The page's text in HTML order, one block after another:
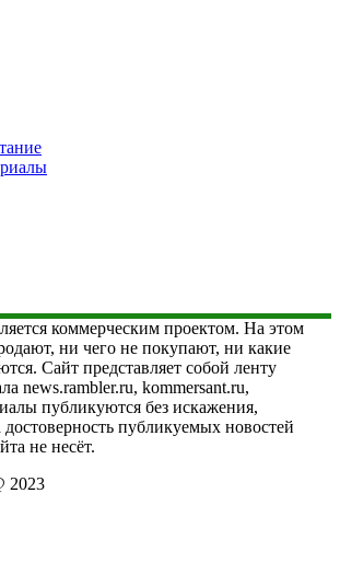
коммерческим проектом. На этом
ни чего не покупают, ни какие
Сайт представляет собой ленту
news.rambler.ru, kommersant.ru,
публикуются без искажения,
достоверность публикуемых новостей
не несёт.
2023